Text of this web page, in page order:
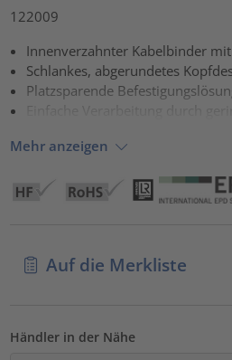
122009
Innenverzahnter Kabelbinder
Schlankes, abgerundetes
Platzsparende
Einfache Verarbeitung durch
Mehr anzeigen
Auf die Merkliste
Händler in der Nähe